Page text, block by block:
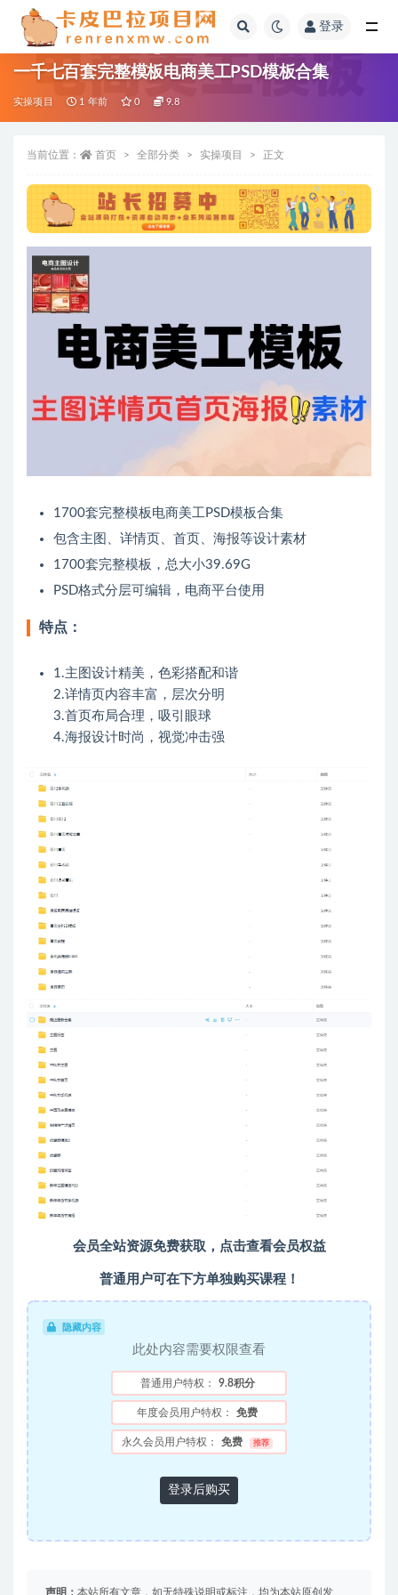
登录
一千七百套完整模板电商美工PSD模板合集
实操项目 1 年前 0 9.8
当前位置： 首页 全部分类 实操项目 正文
1700套完整模板电商美工PSD模板合集
包含主图、详情页、首页、海报等设计素材
1700套完整模板，总大小39.69G
PSD格式分层可编辑，电商平台使用
特点：
1.主图设计精美，色彩搭配和谐
2.详情页内容丰富，层次分明
3.首页布局合理，吸引眼球
4.海报设计时尚，视觉冲击强
会员全站资源免费获取，点击查看会员权益
普通用户可在下方单独购买课程！
隐藏内容
此处内容需要权限查看
普通用户特权： 9.8积分
年度会员用户特权： 免费
永久会员用户特权： 免费 推荐
登录后购买
声明： 本站所有文章，如无特殊说明或标注，均为本站原创发
全部